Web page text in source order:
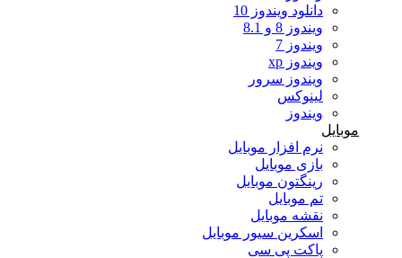
دانلود ویندوز 10
ویندوز 8 و 8.1
ویندوز 7
ویندوز xp
ویندوز سرور
لینوکس
ویندوز
موبایل
نرم افزار موبایل
بازی موبایل
رینگتون موبایل
تم موبایل
نقشه موبایل
اسکرین سیور موبایل
پاکت پی سی